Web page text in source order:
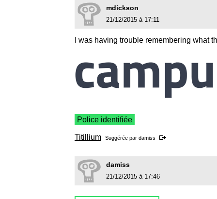
mdickson
21/12/2015 à 17:11
I was having trouble remembering what
Police identifiée
Titillium Suggérée par damiss
damiss
21/12/2015 à 17:46